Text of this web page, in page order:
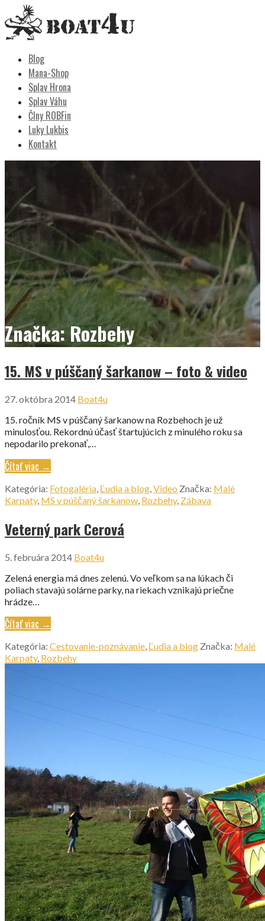
to
content
Blog
Mana-Shop
Splav Hrona
Splav Váhu
Člny ROBFin
Luky Lukbis
Kontakt
Značka: Rozbehy
15. MS v púščaný šarkanow – foto & video
27. októbra 2014 Boat4u
15. ročník MS v púščaný šarkanow na Rozbehoch je už
minulosťou. Rekordnú účasť štartujúcich z minulého roku sa
nepodarilo prekonať,…
Čítať viac →
Kategória: Fotogaléria Ľudia a blog Video Značka: Malé
Karpaty, MS v púščaný šarkanow Rozbehy, Zábava
Veterný park Cerová
5. februára 2014 Boat4u
Zelená energia má dnes zelenú. Vo veľkom sa na lúkach či
poliach stavajú solárne parky, na riekach vznikajú priečne
hrádze…
Čítať viac →
Kategória: Cestovanie-poznávanie Ľudia a blog Značka: Malé
Karpaty, Rozbehy